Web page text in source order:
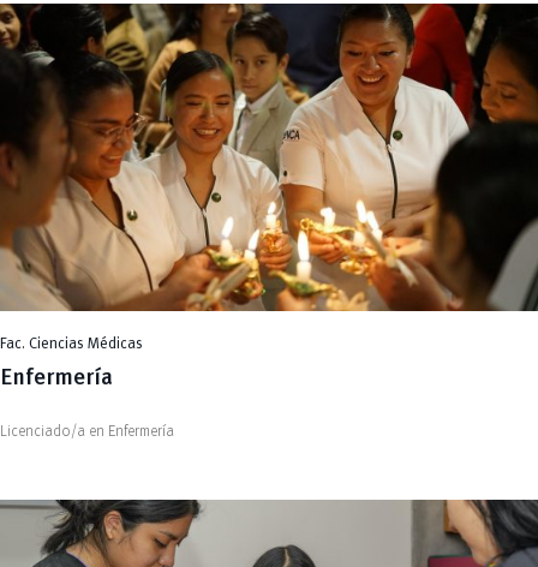
Fac. Ciencias Médicas
Enfermería
Licenciado/a en Enfermería